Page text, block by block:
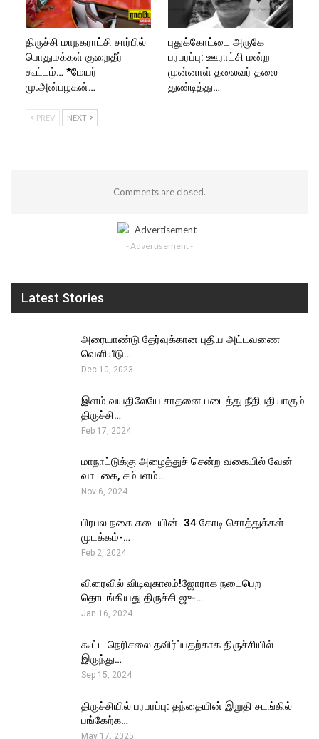
திருச்சி மாநகராட்சி சார்பில்
பொதுமக்கள் குறைதீர்
கூட்டம்… *மேயர்
மு.அன்பழகன்…
புதுக்கோட்டை அருகே
பரபரப்பு: ஊராட்சி மன்ற
முன்னாள் தலைவர் தலை
துண்டித்து…
PREV NEXT
Comments are closed.
- Advertisement -
Latest Stories
அரையாண்டு தேர்வுக்கான புதிய அட்டவணை
வெளியீடு…
Dec 10, 2023
இளம் வயதிலேயே சாதனை படைத்து நீதிபதியாகும்
திருச்சி…
Feb 17, 2024
மாநாட்டுக்கு அழைத்துச் சென்ற வகையில் வேன்
வாடகை, சம்பளம்…
Nov 6, 2024
பிரபல நகை கடையின் ₹ 34 கோடி சொத்துக்கள்
முடக்கம்-…
Feb 2, 2024
விரைவில் விடிவுகாலம்!ஜோராக நடைபெற
தொடங்கியது திருச்சி ஜு-…
Jan 16, 2024
கூட்ட நெரிசலை தவிர்ப்பதற்காக திருச்சியில்
இருந்து…
Sep 15, 2024
திருச்சியில் பரபரப்பு: தந்தையின் இறுதி சடங்கில்
பங்கேற்க…
May 17, 2025